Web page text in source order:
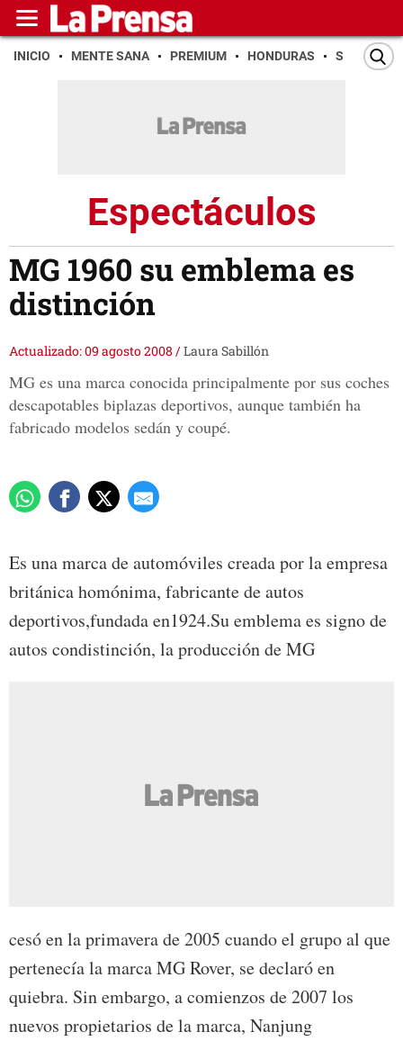
INICIO MENTE SANA PREMIUM HONDURAS SAN PEDRO
Espectáculos
MG 1960 su emblema es
distinción
Actualizado: 09 agosto 2008 /Laura Sabillón
MG es una marca conocida principalmente por sus coches
descapotables biplazas deportivos, aunque también ha
fabricado modelos sedán y coupé.
Es una marca de automóviles creada por la empresa
británica homónima, fabricante de autos
deportivos,fundada en1924.Su emblema es signo de
autos condistinción, la producción de MG
cesó en la primavera de 2005 cuando el grupo al que
pertenecía la marca MG Rover, se declaró en
quiebra. Sin embargo, a comienzos de 2007 los
nuevos propietarios de la marca, Nanjung